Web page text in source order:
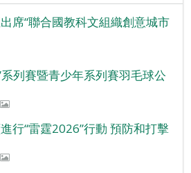
席“聯合國教科文組織創意城市
列賽暨青少年系列賽羽毛球公
行“雷霆2026”行動 預防和打擊